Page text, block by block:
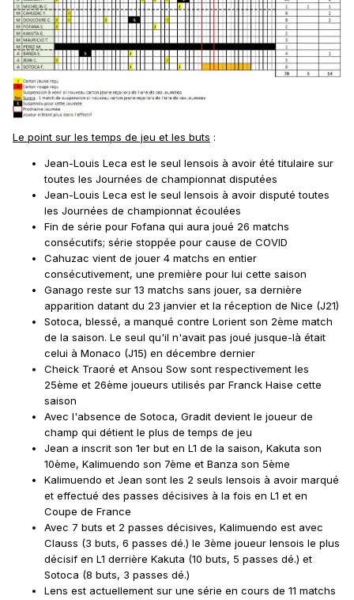
Le point sur les temps de jeu et les buts :
Jean-Louis Leca est le seul lensois à avoir été titulaire sur
toutes les Journées de championnat disputées
Jean-Louis Leca est le seul lensois à avoir disputé toutes
les Journées de championnat écoulées
Fin de série pour Fofana qui aura joué 26 matchs
consécutifs; série stoppée pour cause de COVID
Cahuzac vient de jouer 4 matchs en entier
consécutivement, une première pour lui cette saison
Ganago reste sur 13 matchs sans jouer, sa dernière
apparition datant du 23 janvier et la réception de Nice (J21)
Sotoca, blessé, a manqué contre Lorient son 2ème match
de la saison. Le seul qu'il n'avait pas joué jusque-là était
celui à Monaco (J15) en décembre dernier
Cheick Traoré et Ansou Sow sont respectivement les
25ème et 26ème joueurs utilisés par Franck Haise cette
saison
Avec l'absence de Sotoca, Gradit devient le joueur de
champ qui détient le plus de temps de jeu
Jean a inscrit son 1er but en L1 de la saison, Kakuta son
10ème, Kalimuendo son 7ème et Banza son 5ème
Kalimuendo et Jean sont les 2 seuls lensois à avoir marqué
et effectué des passes décisives à la fois en L1 et en
Coupe de France
Avec 7 buts et 2 passes décisives, Kalimuendo est avec
Clauss (3 buts, 6 passes dé.) le 3ème joueur lensois le plus
décisif en L1 derrière Kakuta (10 buts, 5 passes dé.) et
Sotoca (8 buts, 3 passes dé.)
Lens est actuellement sur une série en cours de 11 matchs